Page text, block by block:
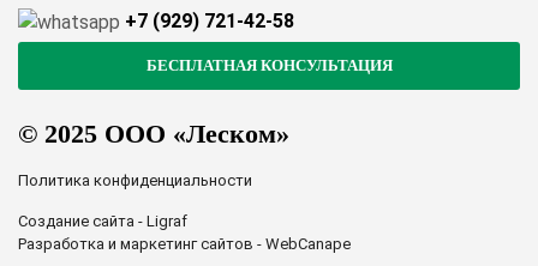
© 2025 ООО «Леском»
Политика конфиденциальности
Создание сайта - Ligraf
Разработка и маркетинг сайтов - WebCanape
+7 (929) 721-42-58